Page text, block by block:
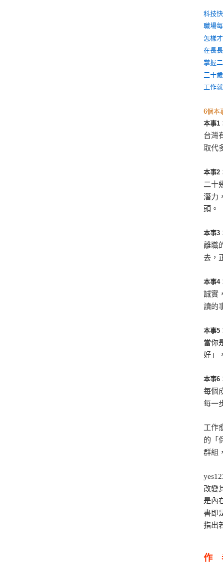
科技
職場
怎樣
在長
掌握
三十
工作
6個本
本事1
台灣
取代
本事2
二十
潛力
頭。
本事3
離職
去，
本事4
誠實
讀的
本事5
當你
好」
本事6
每個
每一
工作
的「
群組
改變
是內
書即
指出
作